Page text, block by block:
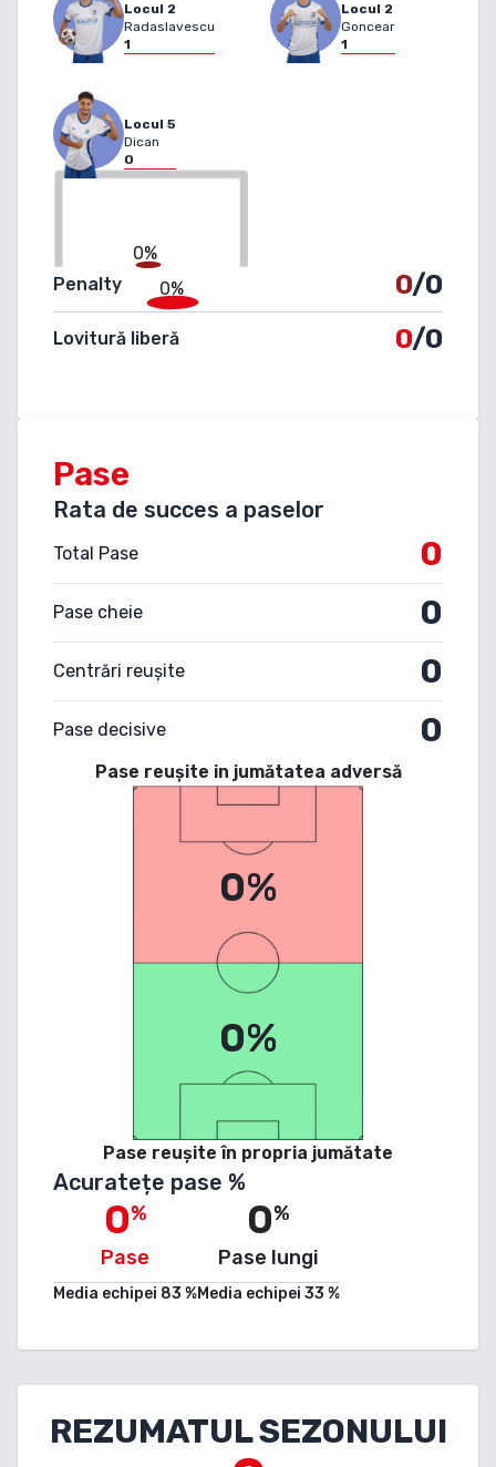
Locul 2
Radaslavescu
1
Locul 2
Goncear
1
Locul 5
Dican
0
0%
0%
Penalty 0/0
Lovitură liberă 0/0
Pase
Rata de succes a paselor
Total Pase 0
Pase cheie 0
Centrări reușite 0
Pase decisive 0
Pase reușite in jumătatea adversă
0%
0%
Pase reușite în propria jumătate
Acuratețe pase %
0%
Pase
Media echipei 83 %
0%
Pase lungi
Media echipei 33 %
REZUMATUL SEZONULUI